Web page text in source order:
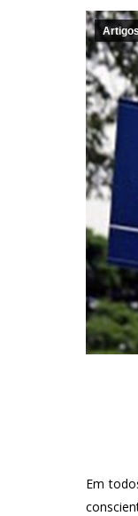
Em